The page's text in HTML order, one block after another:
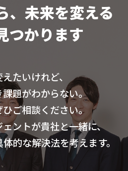
、未来を変える
つかります
たいけれど、
題がわからない。
ご相談ください。
ントが貴社と一緒に、
的な解決法を考えます。